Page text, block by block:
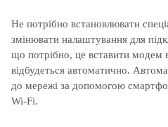
Не потрібно встановлювати
змінювати налаштування для
що потрібно, це вставити модем
відбудеться автоматично.
до мережі за допомогою
Wi-Fi.